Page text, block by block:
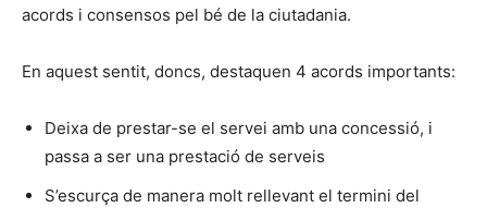
acords i consensos pel bé de la ciutadania.
En aquest sentit, doncs, destaquen 4 acords importants:
Deixa de prestar-se el servei amb una concessió, i
passa a ser una prestació de serveis
S’escurça de manera molt rellevant el termini del